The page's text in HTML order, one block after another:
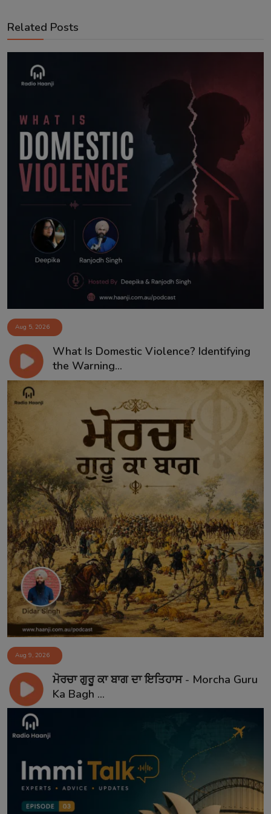
Related Posts
Aug 5, 2026
What Is Domestic Violence? Identifying
the Warning...
Aug 9, 2026
ਮੋਰਚਾ ਗੁਰੂ ਕਾ ਬਾਗ ਦਾ ਇਤਿਹਾਸ - Morcha Guru
Ka Bagh ...